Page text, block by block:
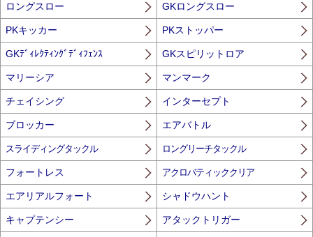
ロングスロー GKロングスロー
PKキッカー PKストッパー
GKﾃﾞｨﾚｸﾃｨﾝｸﾞﾃﾞｨﾌｪﾝｽ GKスピリットロア
マリーシア マンマーク
チェイシング インターセプト
ブロッカー エアバトル
スライディングタックル ロングリーチタックル
フォートレス アクロバティッククリア
エアリアルフォート シャドウハント
キャプテンシー アタックトリガー